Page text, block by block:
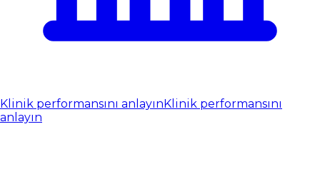
Klinik performansını anlayınKlinik performansını
anlayın